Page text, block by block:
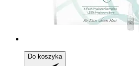
Do koszyka